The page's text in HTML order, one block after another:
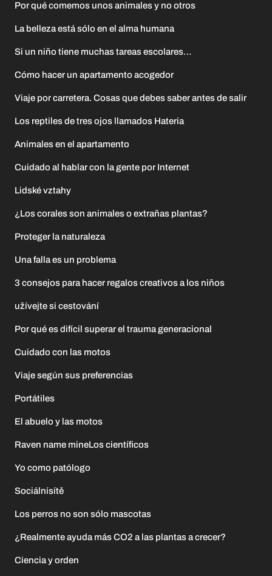
Por qué comemos unos animales y no otros
La belleza está sólo en el alma humana
Si un niño tiene muchas tareas escolares…
Cómo hacer un apartamento acogedor
Viaje por carretera. Cosas que debes saber antes de salir
Los reptiles de tres ojos llamados Hateria
Animales en el apartamento
Cuidado al hablar con la gente por Internet
Lidské vztahy
¿Los corales son animales o extrañas plantas?
Proteger la naturaleza
Una falla es un problema
3 consejos para hacer regalos creativos a los niños
užívejte si cestování
Por qué es difícil superar el trauma generacional
Cuidado con las motos
Viaje según sus preferencias
Portátiles
El abuelo y las motos
Raven name mineLos científicos
Yo como patólogo
Sociálnísítě
Los perros no son sólo mascotas
¿Realmente ayuda más CO2 a las plantas a crecer?
Ciencia y orden